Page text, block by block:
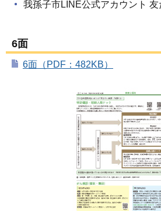
我孫子市LINE公式アカウント
6面
6面（PDF：482KB）